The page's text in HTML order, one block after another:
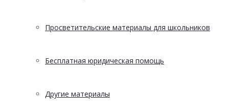
Просветительские материалы для школьников
Бесплатная юридическая помощь
Другие материалы